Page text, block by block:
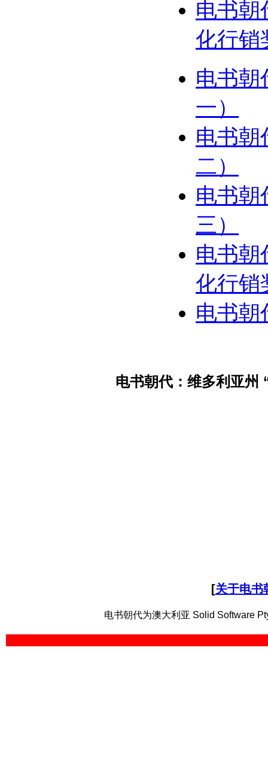
电书朝
化行销
电书朝
一）
电书朝
二）
电书朝
三）
电书朝
化行销
电书朝
电书朝代：维多利亚州
[关于电书
电书朝代为澳大利亚 Solid Software